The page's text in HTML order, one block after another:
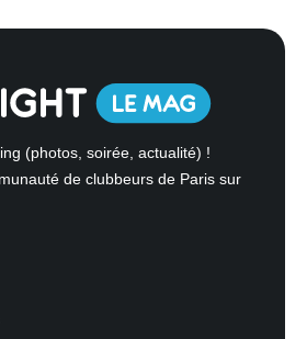
(photos, soirée, actualité) !
de clubbeurs de Paris sur